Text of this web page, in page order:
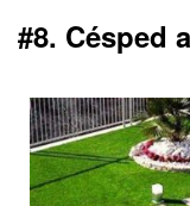
#8. Césped